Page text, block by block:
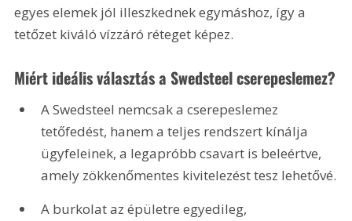
egyes elemek jól illeszkednek egymáshoz, így a
tetőzet kiváló vízzáró réteget képez.
Miért ideális választás a Swedsteel cserepeslemez?
A Swedsteel nemcsak a cserepeslemez
tetőfedést, hanem a teljes rendszert kínálja
ügyfeleinek, a legapróbb csavart is beleértve,
amely zökkenőmentes kivitelezést tesz lehetővé.
A burkolat az épületre egyedileg,